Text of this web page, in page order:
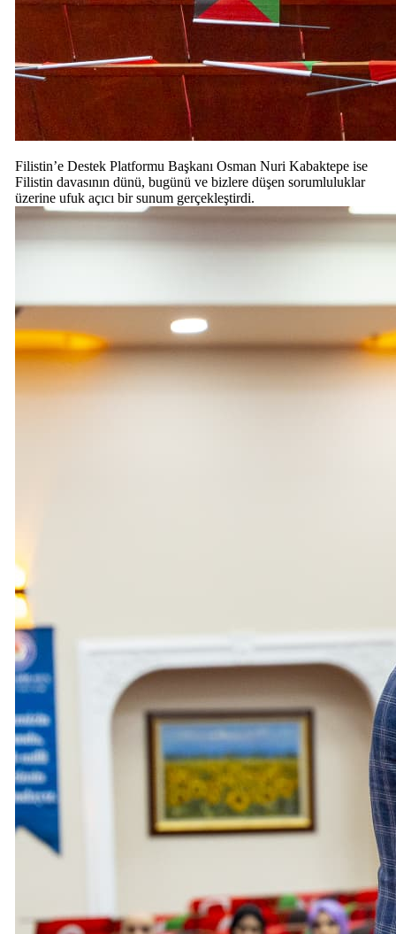
Filistin’e Destek Platformu Başkanı Osman Nuri Kabaktepe ise
Filistin davasının dünü, bugünü ve bizlere düşen sorumluluklar
üzerine ufuk açıcı bir sunum gerçekleştirdi.